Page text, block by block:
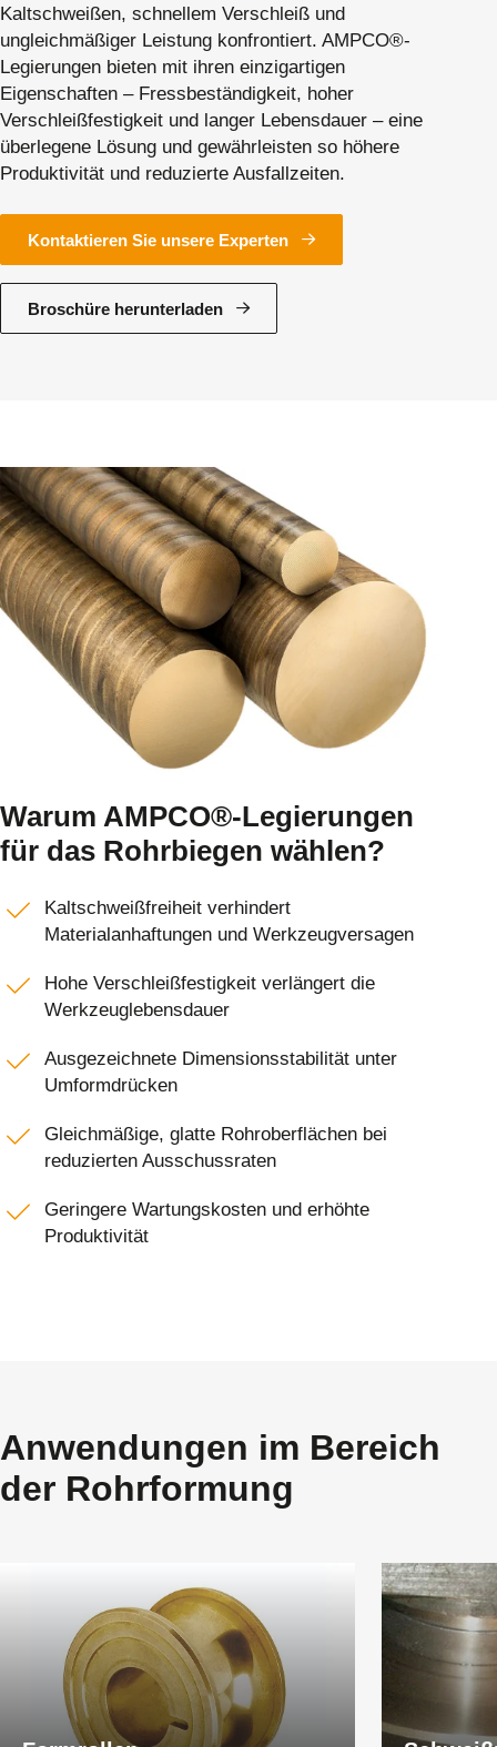
Kaltschweißen, schnellem Verschleiß und
ungleichmäßiger Leistung konfrontiert. AMPCO®-
Legierungen bieten mit ihren einzigartigen
Eigenschaften – Fressbeständigkeit, hoher
Verschleißfestigkeit und langer Lebensdauer – eine
überlegene Lösung und gewährleisten so höhere
Produktivität und reduzierte Ausfallzeiten.
Kontaktieren Sie unsere Experten
Broschüre herunterladen
Warum AMPCO®-Legierungen
für das Rohrbiegen wählen?
Kaltschweißfreiheit verhindert
Materialanhaftungen und Werkzeugversagen
Hohe Verschleißfestigkeit verlängert die
Werkzeuglebensdauer
Ausgezeichnete Dimensionsstabilität unter
Umformdrücken
Gleichmäßige, glatte Rohroberflächen bei
reduzierten Ausschussraten
Geringere Wartungskosten und erhöhte
Produktivität
Anwendungen im Bereich
der Rohrformung